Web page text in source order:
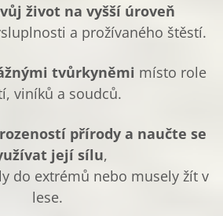
život na vyšší úroveň
a prožívaného štěstí.
tvůrkyněmi místo role
viníků a soudců.
přírody a naučte se
její sílu,
do extrémů nebo musely žít v
lese.